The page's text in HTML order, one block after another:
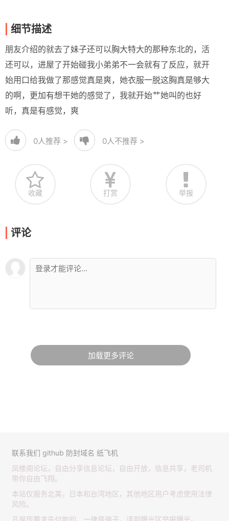
细节描述
朋友介绍的就去了妹子还可以胸大特大的那种东北的，活
还可以，进屋了开始碰我小弟弟不一会就有了反应，就开
始用口给我做了那感觉真是爽，她衣服一脱这胸真是够大
的啊，更加有想干她的感觉了，我就开始艹她叫的也好
听，真是有感觉，爽
0人推荐 > 0人不推荐 >
收藏 打赏 举报
评论
加载更多评论
联系我们 github 防封域名 纸飞机
凤楼阁论坛，自由分享信息论坛，自由开放，信息共享，老司机
带你自由飞翔。
本站仅服务北美，日本和台湾地区，其他地区用户考虑使用法律
风险。
凡是现要求先付款的，一律是骗子，请到曝光区举报曝光。